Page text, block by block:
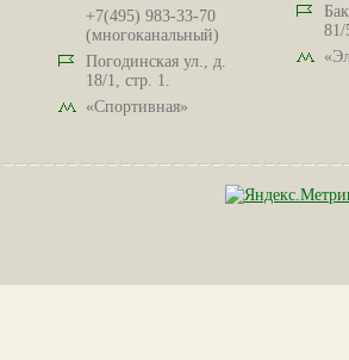
+7(495) 983-33-70
(многоканальный)
Погодинская ул., д.
18/1, стр. 1.
«Спортивная»
81/